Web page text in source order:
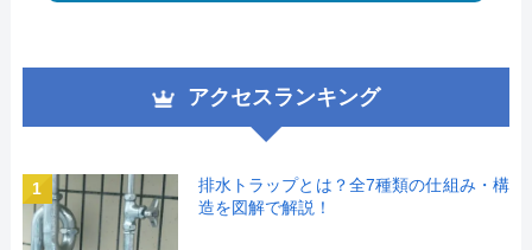
アクセスランキング
1
排水トラップとは？全7種類の仕組み・構
造を図解で解説！